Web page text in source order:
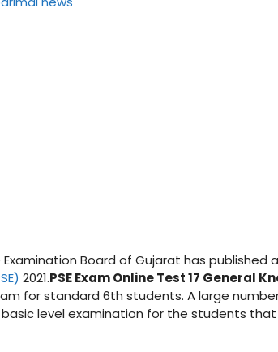
Board of Gujarat has published a
2021.PSE Exam Online Test 17 General
for standard 6th students. A large
basic level examination for the students